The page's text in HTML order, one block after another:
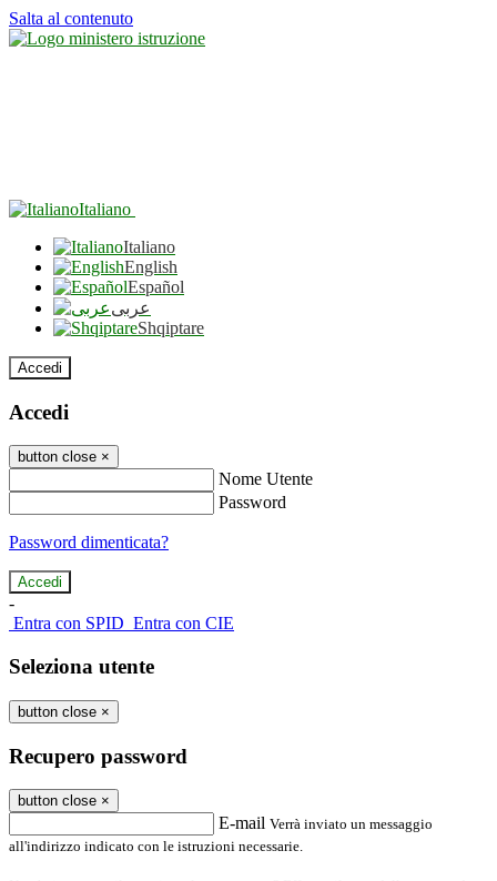
Salta al contenuto
Italiano
Italiano
English
Español
عربى
Shqiptare
Accedi
Accedi
button close ×
Nome Utente
Password
Password dimenticata?
-
Entra con SPID Entra con CIE
Seleziona utente
button close ×
Recupero password
button close ×
E-mail Verrà inviato un messaggio
all'indirizzo indicato con le istruzioni necessarie.